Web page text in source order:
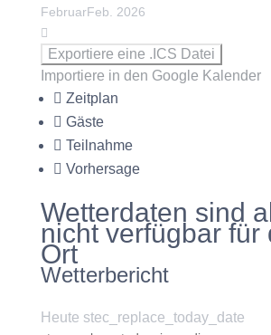
FebruarFeb. 2026
Exportiere eine .ICS Datei
Importiere in den Google Kalender
Zeitplan
Gäste
Teilnahme
Vorhersage
Wetterdaten sind
nicht verfügbar für
Ort
Wetterbericht
Heute stec_replace_today_date